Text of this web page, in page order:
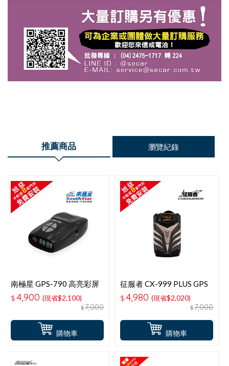
推薦商品 瀏覽紀錄
購物車
南極星 GPS-790 高亮彩屏
一體式全頻測速器
$4,900 (現省$2,100)
$7,000
購物車
征服者 CX-999 PLUS GPS
全頻雷達測速器
$4,980 (現省$2,020)
$7,000